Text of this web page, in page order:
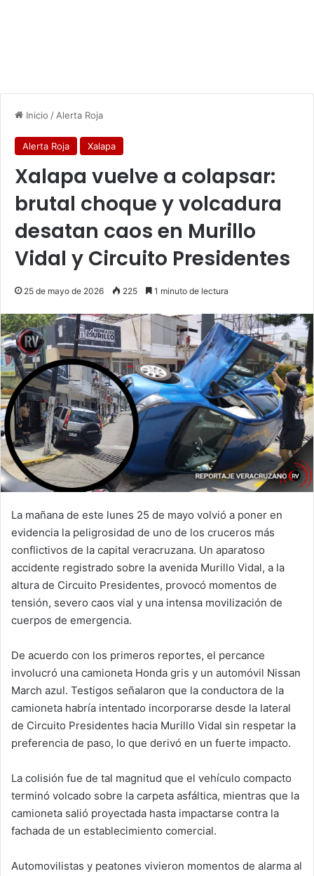
Inicio / Alerta Roja
Alerta Roja Xalapa
Xalapa vuelve a colapsar:
brutal choque y volcadura
desatan caos en Murillo
Vidal y Circuito Presidentes
25 de mayo de 2026 225 1 minuto de lectura
La mañana de este lunes 25 de mayo volvió a poner en
evidencia la peligrosidad de uno de los cruceros más
conflictivos de la capital veracruzana. Un aparatoso
accidente registrado sobre la avenida Murillo Vidal, a la
altura de Circuito Presidentes, provocó momentos de
tensión, severo caos vial y una intensa movilización de
cuerpos de emergencia.
De acuerdo con los primeros reportes, el percance
involucró una camioneta Honda gris y un automóvil Nissan
March azul. Testigos señalaron que la conductora de la
camioneta habría intentado incorporarse desde la lateral
de Circuito Presidentes hacia Murillo Vidal sin respetar la
preferencia de paso, lo que derivó en un fuerte impacto.
La colisión fue de tal magnitud que el vehículo compacto
terminó volcado sobre la carpeta asfáltica, mientras que la
camioneta salió proyectada hasta impactarse contra la
fachada de un establecimiento comercial.
Automovilistas y peatones vivieron momentos de alarma al